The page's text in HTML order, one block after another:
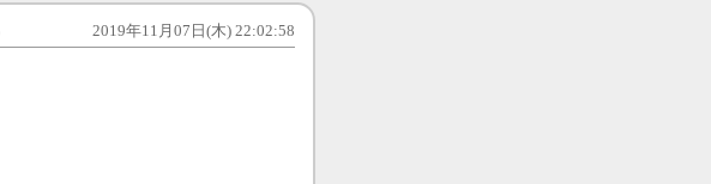
2019年11月07日(木) 22:02:58